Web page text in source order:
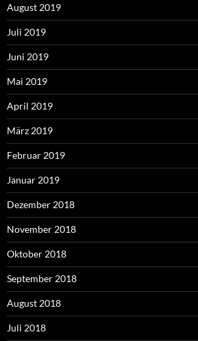
August 2019
Juli 2019
Juni 2019
Mai 2019
April 2019
März 2019
Februar 2019
Januar 2019
Dezember 2018
November 2018
Oktober 2018
September 2018
August 2018
Juli 2018